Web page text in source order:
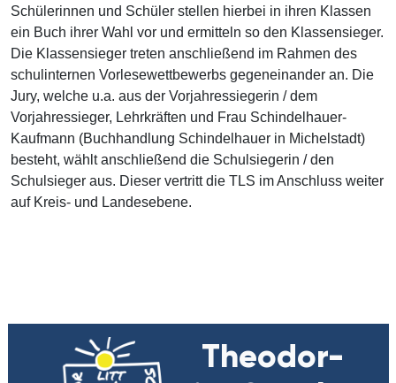
Schülerinnen und Schüler stellen hierbei in ihren Klassen
ein Buch ihrer Wahl vor und ermitteln so den Klassensieger.
Die Klassensieger treten anschließend im Rahmen des
schulinternen Vorlesewettbewerbs gegeneinander an. Die
Jury, welche u.a. aus der Vorjahressiegerin / dem
Vorjahressieger, Lehrkräften und Frau Schindelhauer-
Kaufmann (Buchhandlung Schindelhauer in Michelstadt)
besteht, wählt anschließend die Schulsiegerin / den
Schulsieger aus. Dieser vertritt die TLS im Anschluss weiter
auf Kreis- und Landesebene.
Theodor-